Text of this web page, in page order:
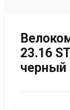
23.16
черный